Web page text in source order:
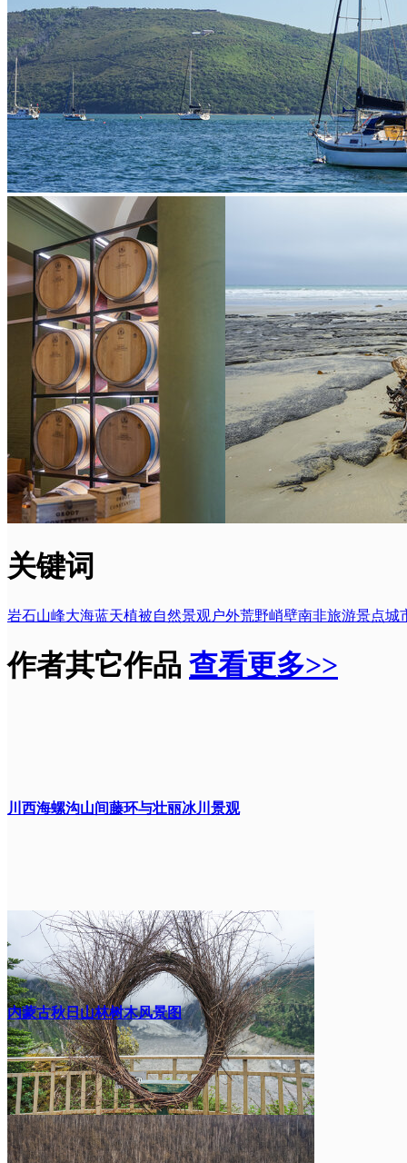
关键词
岩石山峰大海蓝天植被自然景观户外荒野峭壁南非旅游景点城
作者其它作品 查看更多>>
川西海螺沟山间藤环与壮丽冰川景观
内蒙古秋日山林树木风景图